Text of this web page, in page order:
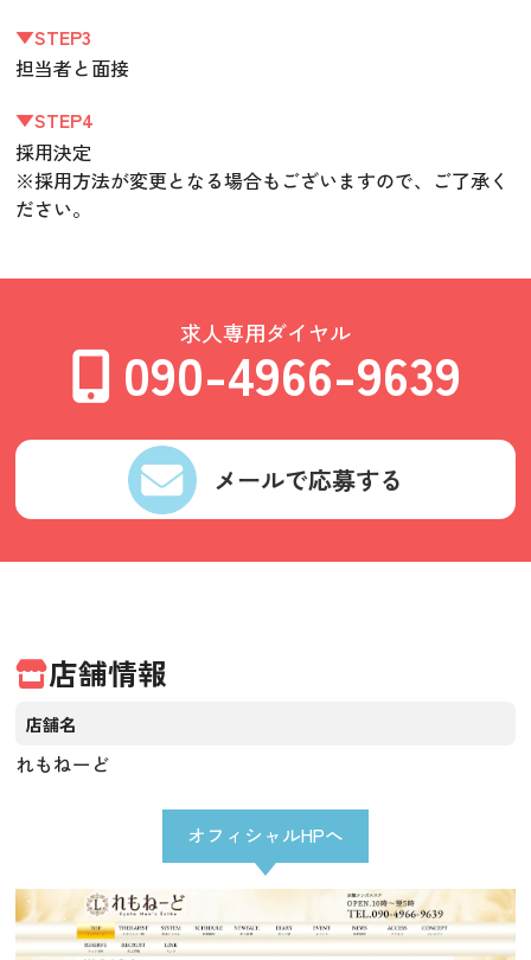
▼STEP3
担当者と面接
▼STEP4
採用決定
※採用方法が変更となる場合もございますので、ご了承く
ださい。
求人専用ダイヤル
090-4966-9639
メールで応募する
店舗情報
店舗名
れもねーど
オフィシャルHPへ